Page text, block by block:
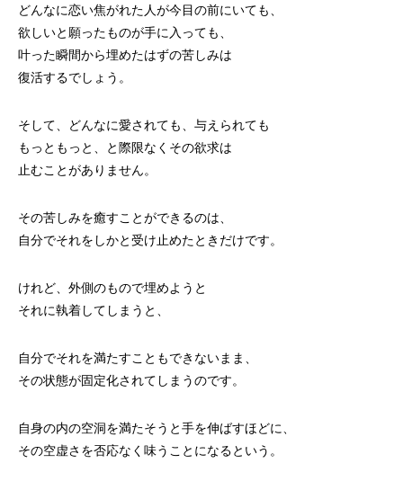
どんなに恋い焦がれた人が今目の前にいても、
欲しいと願ったものが手に入っても、
叶った瞬間から埋めたはずの苦しみは
復活するでしょう。
そして、どんなに愛されても、与えられても
もっともっと、と際限なくその欲求は
止むことがありません。
その苦しみを癒すことができるのは、
自分でそれをしかと受け止めたときだけです。
けれど、外側のもので埋めようと
それに執着してしまうと、
自分でそれを満たすこともできないまま、
その状態が固定化されてしまうのです。
自身の内の空洞を満たそうと手を伸ばすほどに、
その空虚さを否応なく味うことになるという。